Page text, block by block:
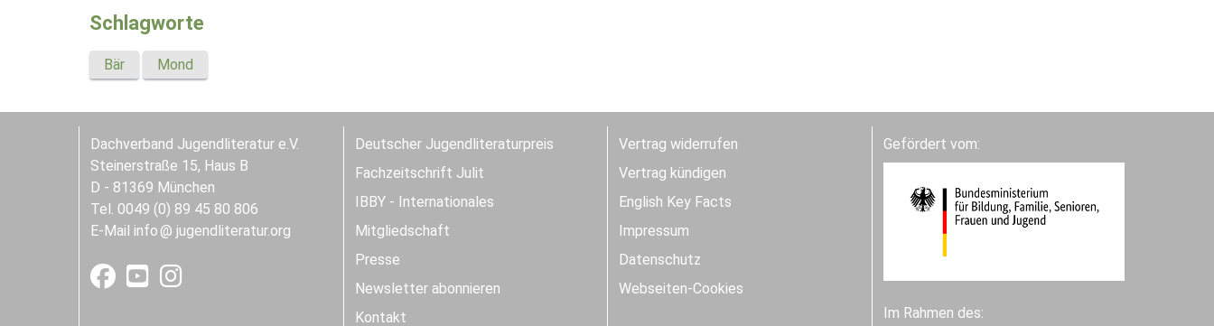
Schlagworte
Bär Mond
Dachverband Jugendliteratur e.V.
Steinerstraße 15, Haus B
D - 81369 München
Tel. 0049 (0) 89 45 80 806
E-Mail info jugendliteratur.org
Deutscher Jugendliteraturpreis
Fachzeitschrift Julit
IBBY - Internationales
Mitgliedschaft
Presse
Newsletter abonnieren
Kontakt
Vertrag widerrufen
Vertrag kündigen
English Key Facts
Impressum
Datenschutz
Webseiten-Cookies
Gefördert vom:
Im Rahmen des: